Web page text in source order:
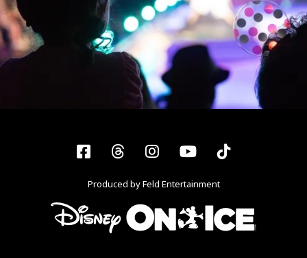
Facebook
ThreadsInstagram
YouTubeTiktok
Produced by Feld Entertainment